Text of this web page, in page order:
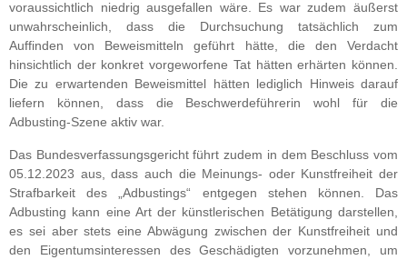
voraussichtlich niedrig ausgefallen wäre. Es war zudem äußerst
unwahrscheinlich, dass die Durchsuchung tatsächlich zum
Auffinden von Beweismitteln geführt hätte, die den Verdacht
hinsichtlich der konkret vorgeworfene Tat hätten erhärten können.
Die zu erwartenden Beweismittel hätten lediglich Hinweis darauf
liefern können, dass die Beschwerdeführerin wohl für die
Adbusting-Szene aktiv war.
Das Bundesverfassungsgericht führt zudem in dem Beschluss vom
05.12.2023 aus, dass auch die Meinungs- oder Kunstfreiheit der
Strafbarkeit des „Adbustings“ entgegen stehen können. Das
Adbusting kann eine Art der künstlerischen Betätigung darstellen,
es sei aber stets eine Abwägung zwischen der Kunstfreiheit und
den Eigentumsinteressen des Geschädigten vorzunehmen, um